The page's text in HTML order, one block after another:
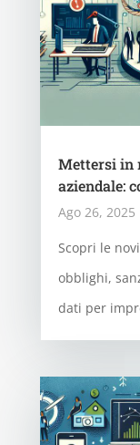
Mettersi in
aziendale:
Ago 26, 2025
Scopri le
obblighi,
dati per